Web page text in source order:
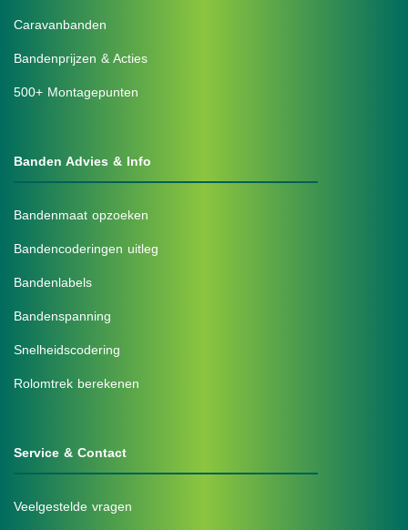
Caravanbanden
Bandenprijzen & Acties
500+ Montagepunten
Banden Advies & Info
Bandenmaat opzoeken
Bandencoderingen uitleg
Bandenlabels
Bandenspanning
Snelheidscodering
Rolomtrek berekenen
Service & Contact
Veelgestelde vragen